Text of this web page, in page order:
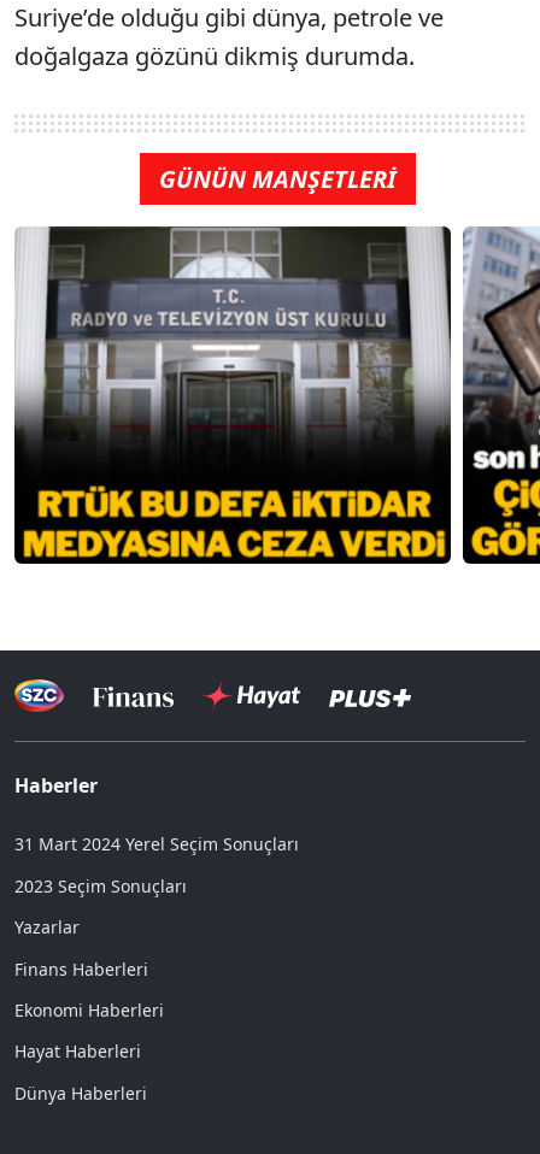
Suriye’de olduğu gibi dünya, petrole ve
doğalgaza gözünü dikmiş durumda.
GÜNÜN MANŞETLERİ
Haberler
31 Mart 2024 Yerel Seçim Sonuçları
2023 Seçim Sonuçları
Yazarlar
Finans Haberleri
Ekonomi Haberleri
Hayat Haberleri
Dünya Haberleri